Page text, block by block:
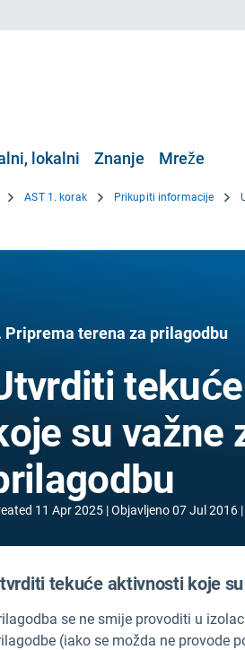
lokalni Znanje Mreže
AST 1. korak Prikupiti informacije
Priprema terena za prilagodbu
su važne
11 Apr 2025 Objavljeno 07 Jul 2016
tekuće aktivnosti koje
se ne smije provoditi u
(iako se možda ne provode